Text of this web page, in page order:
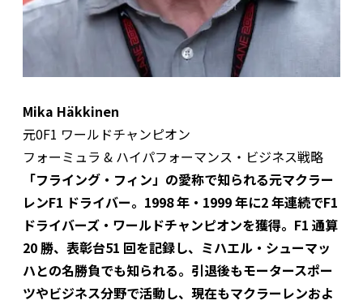
Mika Häkkinen
元0F1 ワールドチャンピオン
フォーミュラ & ハイパフォーマンス・ビジネス戦略
「フライング・フィン」の愛称で知られる元マクラー
レンF1 ドライバー。1998 年・1999 年に2 年連続でF1
ドライバーズ・ワールドチャンピオンを獲得。F1 通算
20 勝、表彰台51 回を記録し、ミハエル・シューマッ
ハとの名勝負でも知られる。引退後もモータースポー
ツやビジネス分野で活動し、現在もマクラーレンおよ